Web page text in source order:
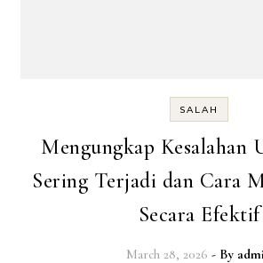
SALAH
Mengungkap Kesalahan
Sering Terjadi dan Cara
Secara Efektif
March 28, 2026 - By